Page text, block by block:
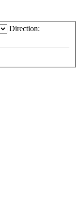
Direction: